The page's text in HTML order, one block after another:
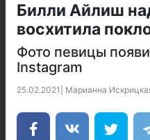
Билли Айлиш
восхитила
Фото певицы
Instagram
25.02.2021 Марианна